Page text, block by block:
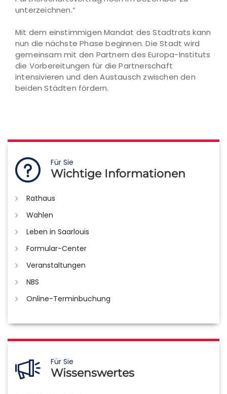
unterzeichnen.“
Mit dem einstimmigen Mandat des Stadtrats kann
nun die nächste Phase beginnen. Die Stadt wird
gemeinsam mit den Partnern des Europa-Instituts
die Vorbereitungen für die Partnerschaft
intensivieren und den Austausch zwischen den
beiden Städten fördern.
Für Sie
Wichtige Informationen
Rathaus
Wahlen
Leben in Saarlouis
Formular-Center
Veranstaltungen
NBS
Online-Terminbuchung
Für Sie
Wissenswertes